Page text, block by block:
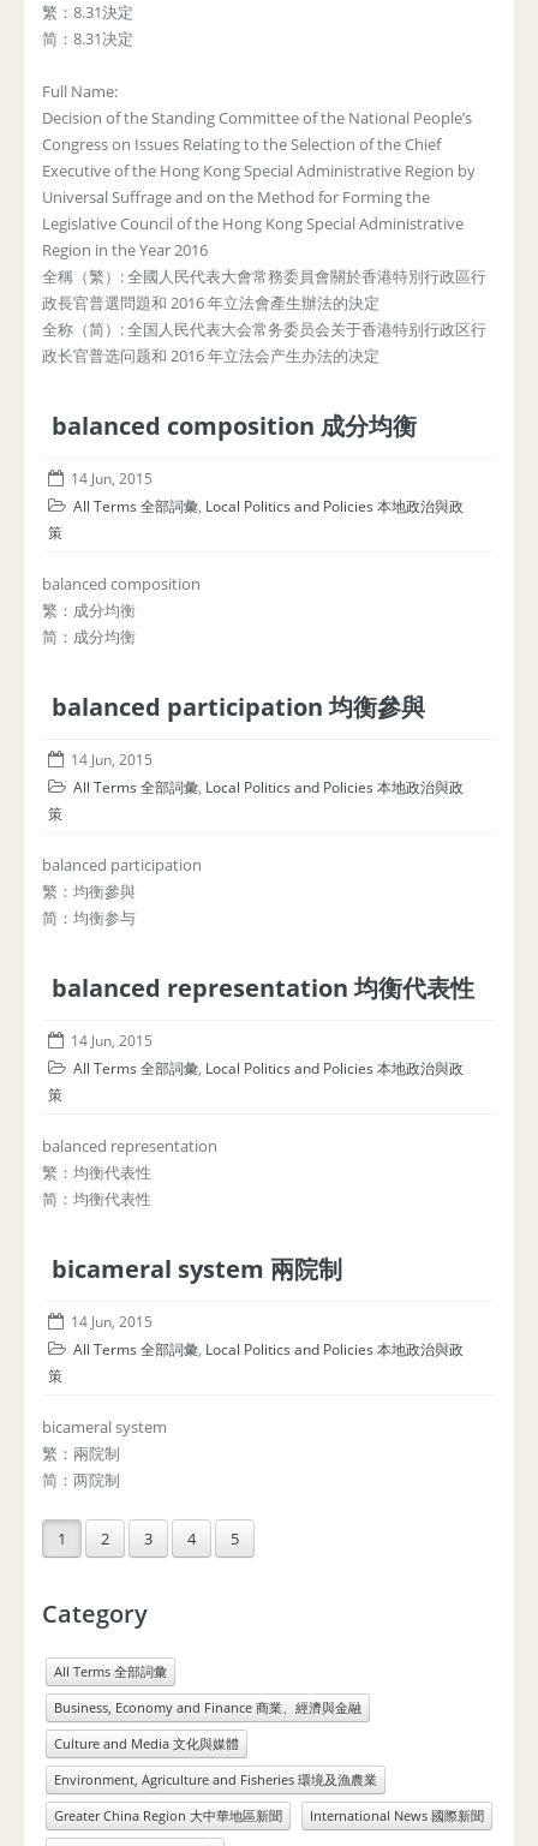
繁：8.31決定
简：8.31决定
Full Name:
Decision of the Standing Committee of the National People’s
Congress on Issues Relating to the Selection of the Chief
Executive of the Hong Kong Special Administrative Region by
Universal Suffrage and on the Method for Forming the
Legislative Council of the Hong Kong Special Administrative
Region in the Year 2016
全稱（繁）: 全國人民代表大會常務委員會關於香港特別行政區行
政長官普選問題和 2016 年立法會產生辦法的決定
全称（简）: 全国人民代表大会常务委员会关于香港特别行政区行
政长官普选问题和 2016 年立法会产生办法的决定
balanced composition 成分均衡
14 Jun, 2015
All Terms 全部詞彙, Local Politics and Policies 本地政治與政
策
balanced composition
繁：成分均衡
简：成分均衡
balanced participation 均衡參與
14 Jun, 2015
All Terms 全部詞彙, Local Politics and Policies 本地政治與政
策
balanced participation
繁：均衡參與
简：均衡参与
balanced representation 均衡代表性
14 Jun, 2015
All Terms 全部詞彙, Local Politics and Policies 本地政治與政
策
balanced representation
繁：均衡代表性
简：均衡代表性
bicameral system 兩院制
14 Jun, 2015
All Terms 全部詞彙, Local Politics and Policies 本地政治與政
策
bicameral system
繁：兩院制
简：两院制
1 2 3 4 5
Category
All Terms 全部詞彙
Business, Economy and Finance 商業、經濟與金融
Culture and Media 文化與媒體
Environment, Agriculture and Fisheries 環境及漁農業
Greater China Region 大中華地區新聞
International News 國際新聞